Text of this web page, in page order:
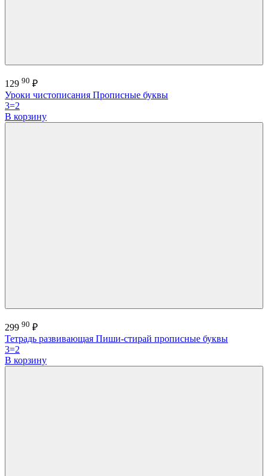
129 90 ₽
Уроки чистописания Прописные буквы
3=2
В корзину
299 90 ₽
Тетрадь развивающая Пиши-стирай прописные буквы
3=2
В корзину